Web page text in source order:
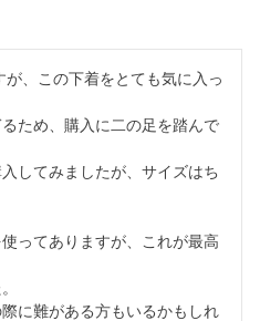
、この下着をとても気に入っ
ため、購入に二の足を踏んで
してみましたが、サイズはち
ってありますが、これが最高
に難がある方もいるかもしれ